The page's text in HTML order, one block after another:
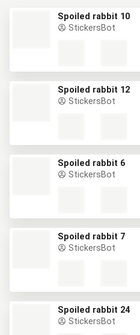
Spoiled rabbit 10
StickersBot
Spoiled rabbit 12
StickersBot
Spoiled rabbit 6
StickersBot
Spoiled rabbit 7
StickersBot
Spoiled rabbit 24
StickersBot